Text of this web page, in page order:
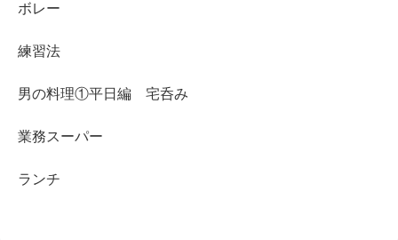
ボレー
練習法
男の料理①平日編 宅呑み
業務スーパー
ランチ